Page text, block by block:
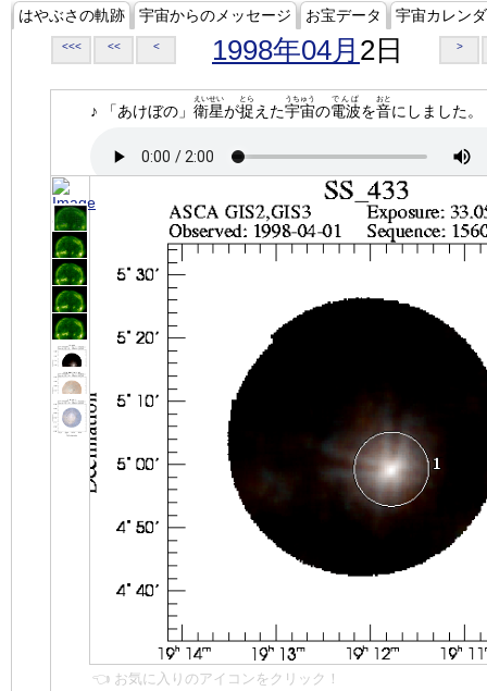
はやぶさの軌跡 宇宙からのメッセージ お宝データ 宇宙カレン
<<< << < 1998年04月 2日 >
♪ 「あけぼの」 衛星
えいせい
が捉
とら
えた宇宙
うちゅう
の電波
でんぱ
を音
おと
にしました。
👈 お気に入りのアイコンをクリック！